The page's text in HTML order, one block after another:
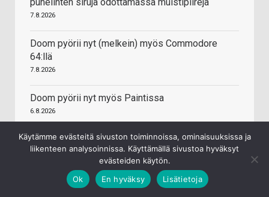
7.8.2026
Doom pyörii nyt (melkein) myös Commodore
64:llä
7.8.2026
Doom pyörii nyt myös Paintissa
6.8.2026
Keychron kehittää avoimen lähdekoodin
firmwarea pelihiiriin
Käytämme evästeitä sivuston toiminnoissa, ominaisuuksissa ja
liikenteen analysoinnissa. Käyttämällä sivustoa hyväksyt
evästeiden käytön.
Ok
En hyväksy Lisätietoja